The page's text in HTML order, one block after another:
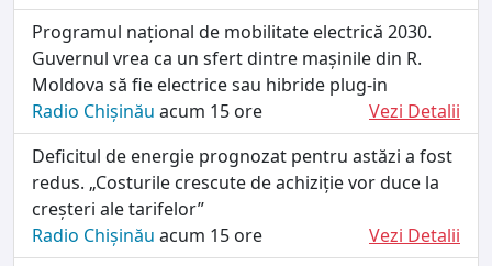
Programul național de mobilitate electrică 2030.
Guvernul vrea ca un sfert dintre mașinile din R.
Moldova să fie electrice sau hibride plug-in
Radio Chișinău acum 15 ore
Vezi Detalii
Deficitul de energie prognozat pentru astăzi a fost
redus. „Costurile crescute de achiziție vor duce la
creșteri ale tarifelor”
Radio Chișinău acum 15 ore
Vezi Detalii